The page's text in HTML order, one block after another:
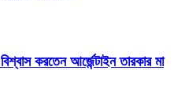
করতেন আর্জেন্টাইন তারকার মা